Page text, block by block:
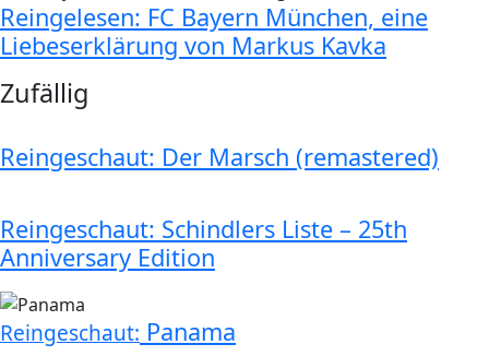
Reingelesen: FC Bayern München, eine
Liebeserklärung von Markus Kavka
Zufällig
Reingeschaut: Der Marsch (remastered)
Reingeschaut: Schindlers Liste – 25th
Anniversary Edition
Reingeschaut: Panama